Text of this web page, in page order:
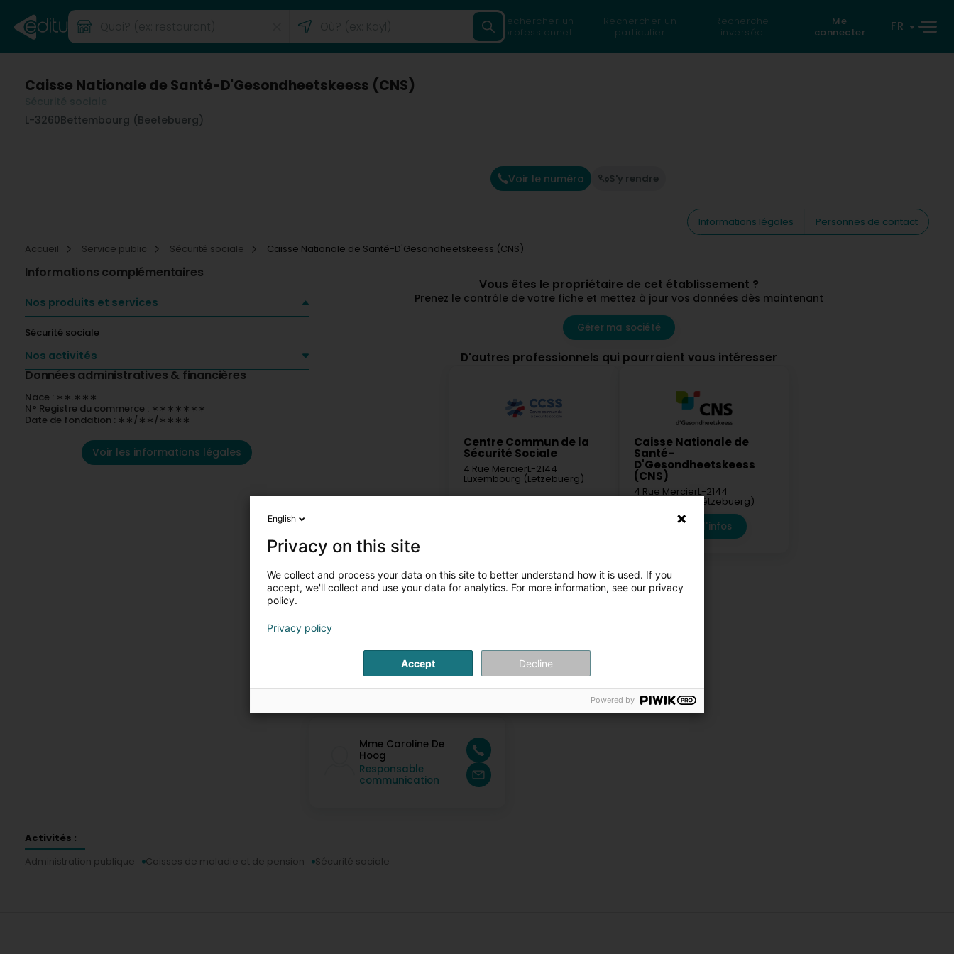
Rechercher un
professionnel
Rechercher un
particulier
Recherche
inversée
Me
connecter
FR
Caisse Nationale de Santé-D'Gesondheetskeess (CNS)
L-3260Bettembourg (Beetebuerg)
Voir le numéro S'y rendre
Informations légales
Personnes de contact
Accueil
Service public Sécurité sociale Caisse Nationale de Santé-D'Gesondheetskeess (CNS)
Informations complémentaires
Nos produits et services
Sécurité sociale
Nos activités
Données administratives & financières
Nace : ∗∗.∗∗∗
N° Registre du commerce : ∗∗∗∗∗∗∗
Date de fondation : ∗∗/∗∗/∗∗∗∗
Voir les informations légales
Vous êtes le propriétaire de cet établissement ?
Prenez le contrôle de votre fiche et mettez à jour vos données dès maintenant
Gérer ma société
D'autres professionnels qui pourraient vous intéresser
Centre Commun de la
Sécurité Sociale
4 Rue MercierL-2144
Luxembourg (Lëtzebuerg)
Caisse Nationale de
Santé-
D'Gesondheetskeess
(CNS)
4 Rue MercierL-2144
Luxembourg (Lëtzebuerg)
Plus d'infos
Mme Caroline De
Hoog
Responsable
communication
Activités :
Administration publique
Caisses de maladie et de pension Sécurité sociale
English
Privacy on this site
We collect and process your data on this site to better understand how it is used. If you
accept, we'll collect and use your data for analytics. For more information, see our privacy
policy.
Privacy policy
Accept Decline
Powered by